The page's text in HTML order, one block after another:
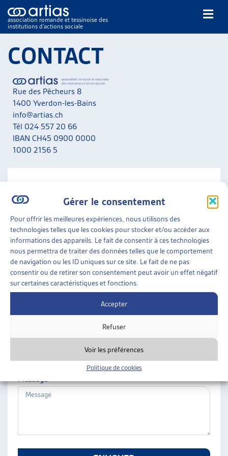
Gérer le consentement
Pour offrir les meilleures expériences, nous utilisons des
technologies telles que les cookies pour stocker et/ou accéder aux
informations des appareils. Le fait de consentir à ces technologies
nous permettra de traiter des données telles que le comportement
de navigation ou les ID uniques sur ce site. Le fait de ne pas
consentir ou de retirer son consentement peut avoir un effet négatif
sur certaines caractéristiques et fonctions.
Accepter
Refuser
Voir les préférences
Politique de cookies
association romande et tessinoise des
institutions d’actions sociale
NOS PUBLICATIONS
ARTICLES
DOSSIERS DU MOIS
THÉMATIQUES
GUIDE SOCIAL ROMAND
AUTRES
ARTIAS
L’ASSOCIATION
PROJETS ET ACTIVITÉS
JOURNÉES D’AUTOMNE
CONTACT
Rue des Pêcheurs 8
1400 Yverdon-les-Bains
info@artias.ch
Tél 024 557 20 66
IBAN CH45 0900 0000
1000 2156 5
A noter que nous ne répondons pas aux messages liés
aux situations personnelles. Adressez-vous en priorité
aux services concernés de votre canton.
Nom